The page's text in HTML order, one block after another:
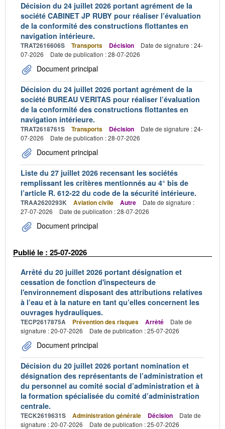
Décision du 24 juillet 2026 portant agrément de la
société CABINET JP RUBY pour réaliser l’évaluation
de la conformité des constructions flottantes en
navigation intérieure.
TRAT2616606S Transports Décision
Date de signature : 24-
07-2026
Date de publication : 28-07-2026
Document principal
Décision du 24 juillet 2026 portant agrément de la
société BUREAU VERITAS pour réaliser l’évaluation
de la conformité des constructions flottantes en
navigation intérieure.
TRAT2618761S Transports Décision
Date de signature : 24-
07-2026
Date de publication : 28-07-2026
Document principal
Liste du 27 juillet 2026 recensant les sociétés
remplissant les critères mentionnés au 4° bis de
l’article R. 612-22 du code de la sécurité intérieure.
TRAA2620293K Aviation civile Autre
Date de signature :
27-07-2026
Date de publication : 28-07-2026
Document principal
Publié le : 25-07-2026
Arrêté du 20 juillet 2026 portant désignation et
cessation de fonction d'inspecteurs de
l'environnement disposant des attributions relatives
à l’eau et à la nature en tant qu’elles concernent les
ouvrages hydrauliques.
TECP2617875A Prévention des risques Arrêté
Date de
signature : 20-07-2026
Date de publication : 25-07-2026
Document principal
Décision du 20 juillet 2026 portant nomination et
désignation des représentants de l’administration et
du personnel au comité social d’administration et à
la formation spécialisée du comité d’administration
centrale.
TECK2619631S Administration générale Décision
Date de
signature : 20-07-2026
Date de publication : 25-07-2026